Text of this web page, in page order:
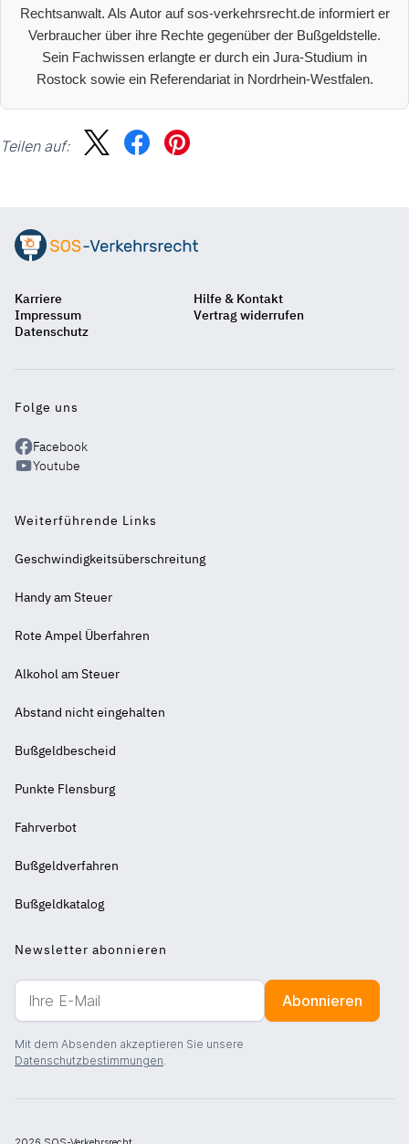
Rechtsanwalt. Als Autor auf sos-verkehrsrecht.de informiert er
Verbraucher über ihre Rechte gegenüber der Bußgeldstelle.
Sein Fachwissen erlangte er durch ein Jura-Studium in
Rostock sowie ein Referendariat in Nordrhein-Westfalen.
Teilen auf:
Karriere
Hilfe & Kontakt
Impressum
Vertrag widerrufen
Datenschutz
Folge uns
Facebook
Youtube
Weiterführende Links
Geschwindigkeitsüberschreitung
Handy am Steuer
Rote Ampel Überfahren
Alkohol am Steuer
Abstand nicht eingehalten
Weiterführende
-
Bußgeldbescheid
Punkte Flensburg
Fahrverbot
Bußgeldverfahren
Bußgeldkatalog
Newsletter abonnieren
Ihre
Mail
Abonnieren
Mit dem Absenden akzeptieren Sie unsere
Datenschutzbestimmungen.